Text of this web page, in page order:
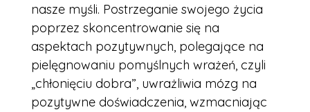
nasze myśli. Postrzeganie swojego życia
poprzez skoncentrowanie się na
aspektach pozytywnych, polegające na
pielęgnowaniu pomyślnych wrażeń, czyli
„chłonięciu dobra”, uwrażliwia mózg na
pozytywne doświadczenia, wzmacniając